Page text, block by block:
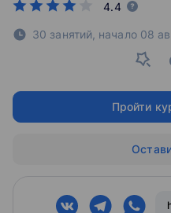
4.4
30 занятий, начало 08
Пройти